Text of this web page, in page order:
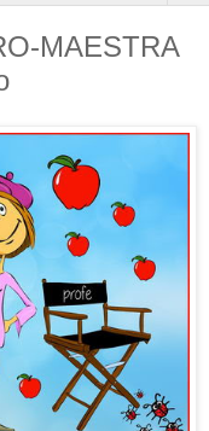
MAESTRA